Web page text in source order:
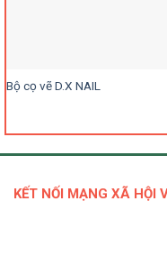
Bộ cọ vẽ D.X NAIL
KẾT NỐI MẠNG XÃ HỘI